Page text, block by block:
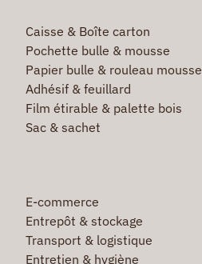
Caisse & Boîte carton
Pochette bulle & mousse
Papier bulle & rouleau mousse
Adhésif & feuillard
Film étirable & palette bois
Sac & sachet
E-commerce
Entrepôt & stockage
Transport & logistique
Entretien & hygiène